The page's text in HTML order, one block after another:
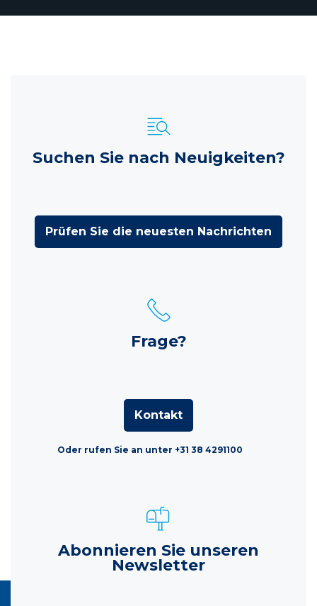
Suchen Sie nach Neuigkeiten?
Prüfen Sie die neuesten Nachrichten
Frage?
Kontakt
Oder rufen Sie an unter +31 38 4291100
Abonnieren Sie unseren
Newsletter